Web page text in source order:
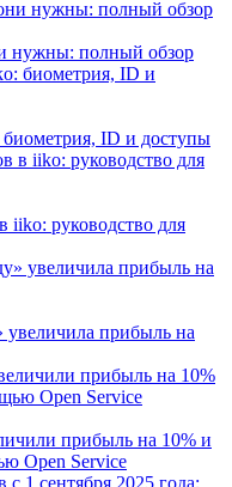
нужны: полный обзор
ID и доступы
iiko: руководство для
увеличила прибыль на
прибыль на 10% и
Open Service